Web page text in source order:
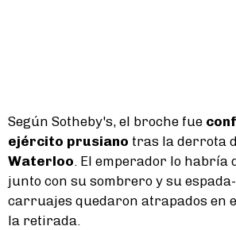
Según Sotheby's, el broche fue
ejército prusiano tras la derrota
Waterloo . El emperador lo habría
junto con su sombrero y su
carruajes quedaron atrapados en
la retirada.